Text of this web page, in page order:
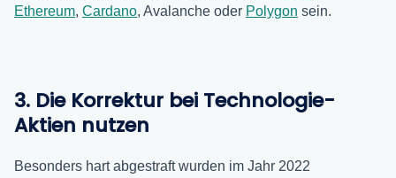
Ethereum, Cardano, Avalanche oder Polygon sein.
3. Die Korrektur bei Technologie-
Aktien nutzen
Besonders hart abgestraft wurden im Jahr 2022